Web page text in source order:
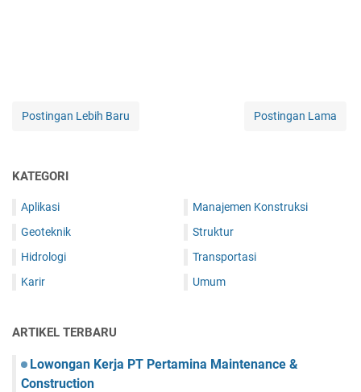
Postingan Lebih Baru Postingan Lama
KATEGORI
Aplikasi
Geoteknik
Hidrologi
Karir
Manajemen Konstruksi
Struktur
Transportasi
Umum
ARTIKEL TERBARU
Lowongan Kerja PT Pertamina Maintenance &
Construction